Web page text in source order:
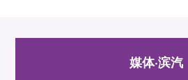
媒体·滨汽